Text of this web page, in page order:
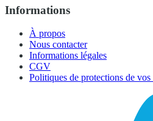
Informations
À propos
Nous contacter
Informations légales
CGV
Politiques de protections de vos